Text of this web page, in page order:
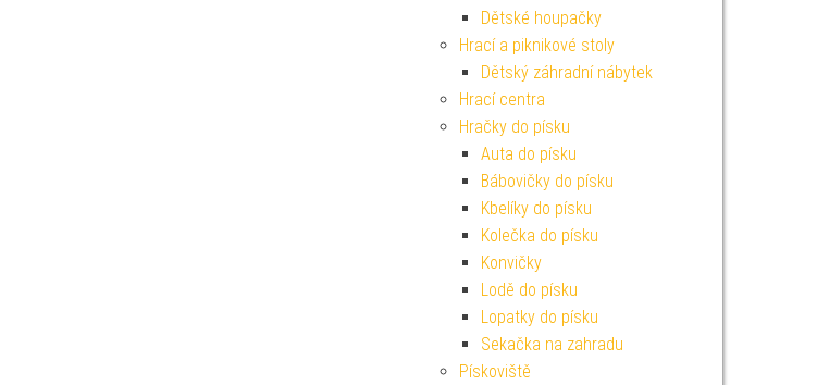
Dětské houpačky
Hrací a piknikové stoly
Dětský záhradní nábytek
Hrací centra
Hračky do písku
Auta do písku
Bábovičky do písku
Kbelíky do písku
Kolečka do písku
Konvičky
Lodě do písku
Lopatky do písku
Sekačka na zahradu
Pískoviště